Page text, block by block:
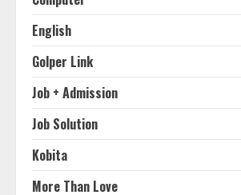
English
Golper Link
Job + Admission
Job Solution
Kobita
More Than Love